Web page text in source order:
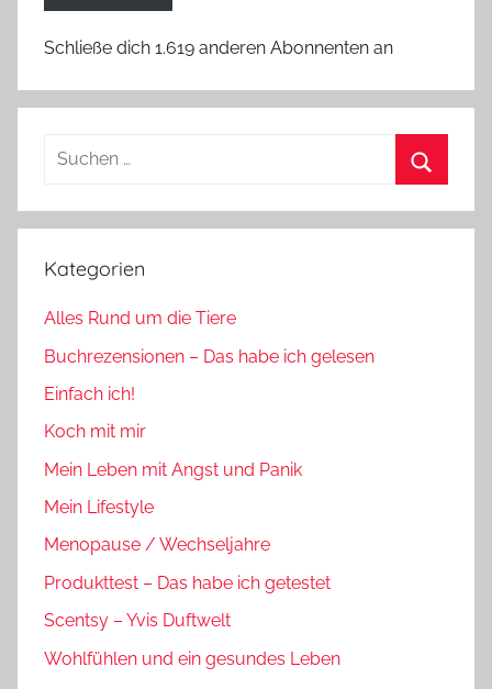
Schließe dich 1.619 anderen Abonnenten an
Suchen
Kategorien
Alles Rund um die Tiere
Buchrezensionen – Das habe ich gelesen
Einfach ich!
Koch mit mir
Mein Leben mit Angst und Panik
Mein Lifestyle
Menopause / Wechseljahre
Produkttest – Das habe ich getestet
Scentsy – Yvis Duftwelt
Wohlfühlen und ein gesundes Leben